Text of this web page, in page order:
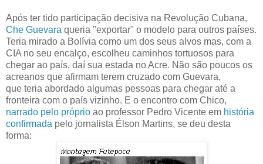
Após ter tido participação decisiva na Revolução Cubana,
Che Guevara queria "exportar" o modelo para outros países.
Teria mirado a Bolívia como um dos seus alvos mas, com a
CIA no seu encalço, escolheu caminhos tortuosos para
chegar ao país, daí sua estada no Acre. Não são poucos os
acreanos que afirmam terem cruzado com Guevara,
que teria abordado algumas pessoas para chegar até a
fronteira com o país vizinho. E o encontro com Chico,
narrado pelo próprio ao professor Pedro Vicente em história
confirmada pelo jornalista Élson Martins, se deu desta
forma: